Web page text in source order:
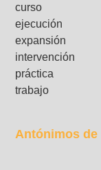
curso
ejecución
expansión
intervención
práctica
trabajo
Antónimos de